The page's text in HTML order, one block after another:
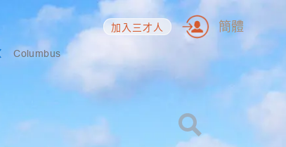
Columbus
加入三才人 簡體